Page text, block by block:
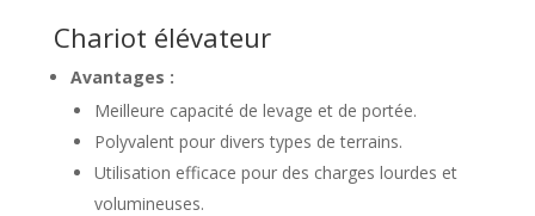
Chariot élévateur
Avantages :
Meilleure capacité de levage et de portée.
Polyvalent pour divers types de terrains.
Utilisation efficace pour des charges lourdes et
volumineuses.